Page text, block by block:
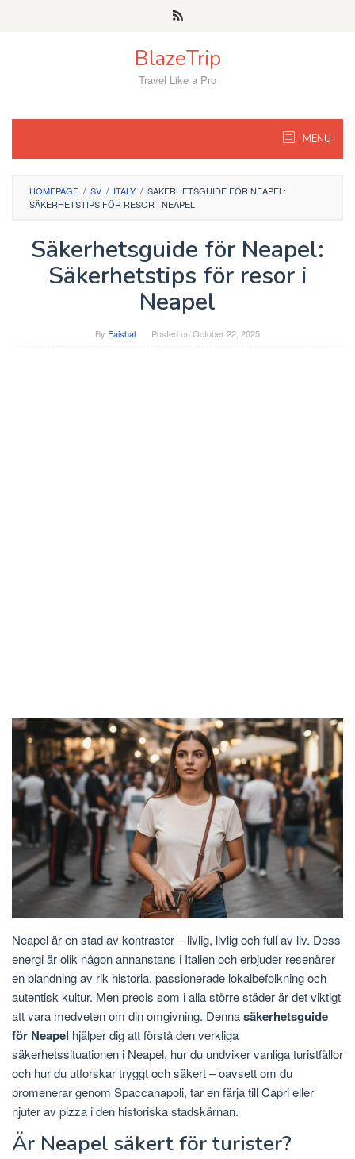
BlazeTrip
Travel Like a Pro
MENU
HOMEPAGE / SV / ITALY / SÄKERHETSGUIDE FÖR NEAPEL:
SÄKERHETSTIPS FÖR RESOR I NEAPEL
Säkerhetsguide för Neapel:
Säkerhetstips för resor i
Neapel
By Faishal Posted onOctober 22, 2025
Neapel är en stad av kontraster – livlig, livlig och full av liv. Dess
energi är olik någon annanstans i Italien och erbjuder resenärer
en blandning av rik historia, passionerade lokalbefolkning och
autentisk kultur. Men precis som i alla större städer är det viktigt
att vara medveten om din omgivning. Dennasäkerhetsguide
för Neapel hjälper dig att förstå den verkliga
säkerhetssituationen i Neapel, hur du undviker vanliga turistfällor
och hur du utforskar tryggt och säkert – oavsett om du
promenerar genom Spaccanapoli, tar en färja till Capri eller
njuter av pizza i den historiska stadskärnan.
Är Neapel säkert för turister?